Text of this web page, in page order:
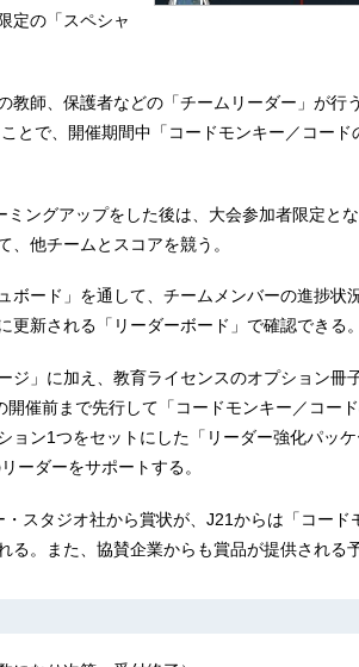
定の「スペシャ
教師、保護者などの「チームリーダー」が行
とで、開催期間中「コードモンキー／コード
ングアップをした後は、大会参加者限定と
、他チームとスコアを競う。
ボード」を通して、チームメンバーの進捗状
新される「リーダーボード」で確認できる。
ジ」に加え、教育ライセンスのオプション冊
催前まで先行して「コードモンキー／コー
ョン1つをセットにした「リーダー強化パッ
ーダーをサポートする。
スタジオ社から賞状が、J21からは「コード
。また、協賛企業からも賞品が提供される予